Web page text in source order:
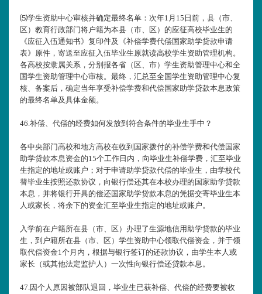
⑸学生资助中心审核并确定最终名单：次年1月15日前，县（市、
区）教育行政部门将户籍为本县（市、区）的应征高校毕业生的
《应征入伍通知书》复印件及《补偿学费代偿国家助学贷款申请
表》原件，寄送至应征入伍毕业生原就读高校学生资助管理机构。
各高校按隶属关系，分别报各省（区、市）学生资助管理中心和全
国学生资助管理中心审核。最终，汇总至全国学生资助管理中心复
核、备案后，确定当年享受补偿学费和代偿国家助学贷款本息政策
的最终名单及具体金额。
46.补偿、代偿的经费如何发放到符合条件的毕业生手中？
各中央部门高校和地方高校在收到国家拨付的补偿学费和代偿国家
助学贷款本息资金的15个工作日内，向毕业生补偿学费，汇至毕业
生指定的地址或账户；对于申请助学贷款代偿的毕业生，由学校代
替毕业生按照还款协议，向银行偿还其在本校办理的国家助学贷款
本息，并将银行开具的偿还国家助学贷款本息的凭据交寄毕业生本
人或家长，将余下的资金汇至毕业生指定的地址或账户。
入学前在户籍所在县（市、区）办理了生源地信用助学贷款的毕业
生，到户籍所在县（市、区）学生资助中心领取代偿资金，并于领
取代偿资金1个月内，根据与银行签订的还款协议，由学生本人或
家长（或其他法定监护人）一次性向银行偿还贷款本息。
47.因个人原因被部队退回，毕业生已获补偿、代偿的经费要被收